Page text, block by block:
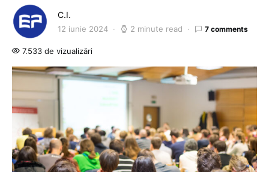
C.I.
12 iunie 2024 2 minute read 7 comments
7.533 de vizualizări